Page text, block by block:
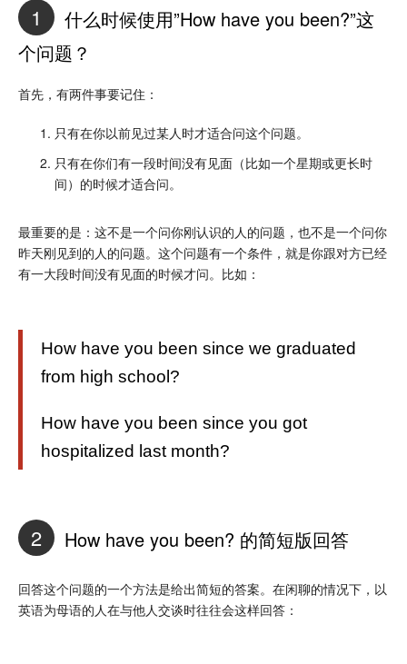
1
什么时候使用”How have you been?”这
个问题？
首先，有两件事要记住：
只有在你以前见过某人时才适合问这个问题。
只有在你们有一段时间没有见面（比如一个星期或更长时
间）的时候才适合问。
最重要的是：这不是一个问你刚认识的人的问题，也不是一个问你
昨天刚见到的人的问题。这个问题有一个条件，就是你跟对方已经
有一大段时间没有见面的时候才问。比如：
How have you been since we graduated
from high school?
How have you been since you got
hospitalized last month?
2 How have you been? 的简短版回答
回答这个问题的一个方法是给出简短的答案。在闲聊的情况下，以
英语为母语的人在与他人交谈时往往会这样回答：